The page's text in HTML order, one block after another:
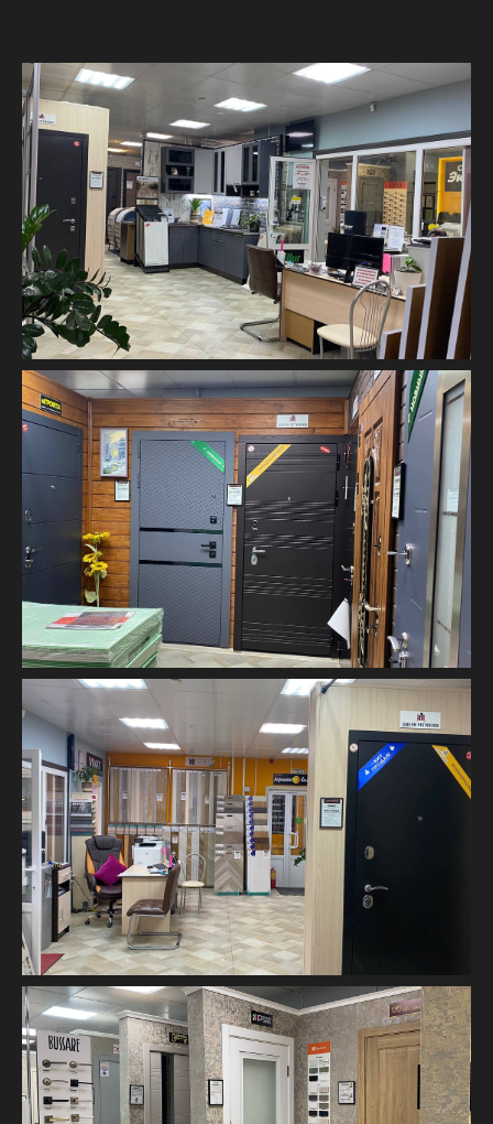
Заявка и
консультация
Выезд мастера
на замер
Производство
дверей
Доставка и
монтаж
КАК КУПИТЬ ДВЕРЬ?